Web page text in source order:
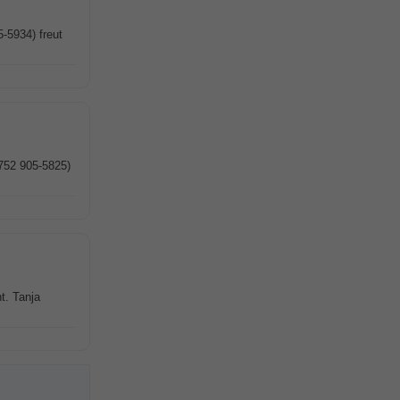
5934) freut
905-5825)
Tanja